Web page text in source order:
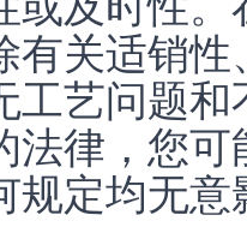
有关适销
工艺问题
法律，您
规定均无